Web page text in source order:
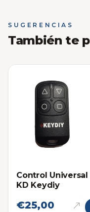
SUGERENCIAS
También te
Control Universal
KD Keydiy
€25,00